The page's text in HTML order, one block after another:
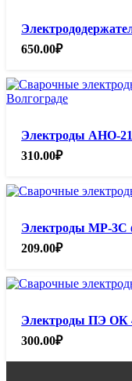
650.00₽
Электроды АНО-21
310.00₽
Электроды МР-3С
209.00₽
Электроды ПЭ ОК
300.00₽